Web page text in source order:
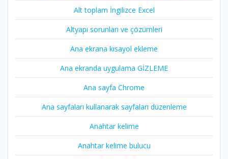
Alt toplam İngilizce Excel
Altyapı sorunları ve çözümleri
Ana ekrana kısayol ekleme
Ana ekranda uygulama GİZLEME
Ana sayfa Chrome
Ana sayfaları kullanarak sayfaları düzenleme
Anahtar kelime
Anahtar kelime bulucu